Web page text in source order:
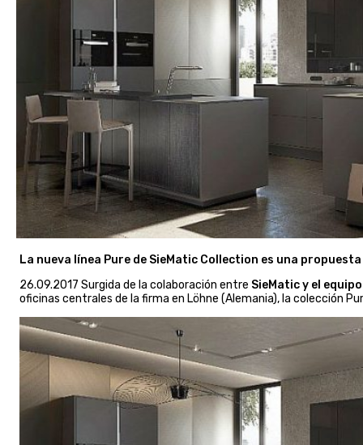
La nueva línea Pure de SieMatic Collection es una
26.09.2017 Surgida de la colaboración entre SieMatic y el
oficinas centrales de la firma en Löhne (Alemania), la colección